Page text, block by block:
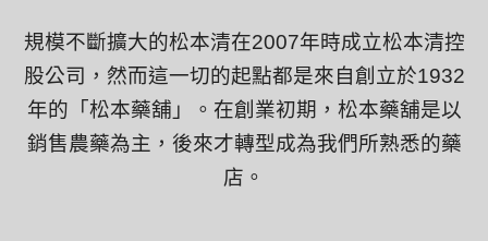
規模不斷擴大的松本清在2007年時成立松本清控
股公司，然而這一切的起點都是來自創立於1932
年的 「松本藥舖 」
。在創業初期，松本藥舖是以
銷售農藥為主，後來才轉型成為我們所熟悉的藥
店。